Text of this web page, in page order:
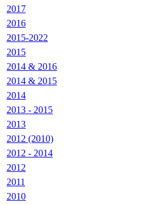
2017
2016
2015-2022
2015
2014 & 2016
2014 & 2015
2014
2013 - 2015
2013
2012 (2010)
2012 - 2014
2012
2011
2010